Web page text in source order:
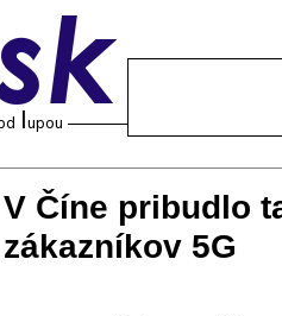
V Číne pribudlo
zákazníkov 5G